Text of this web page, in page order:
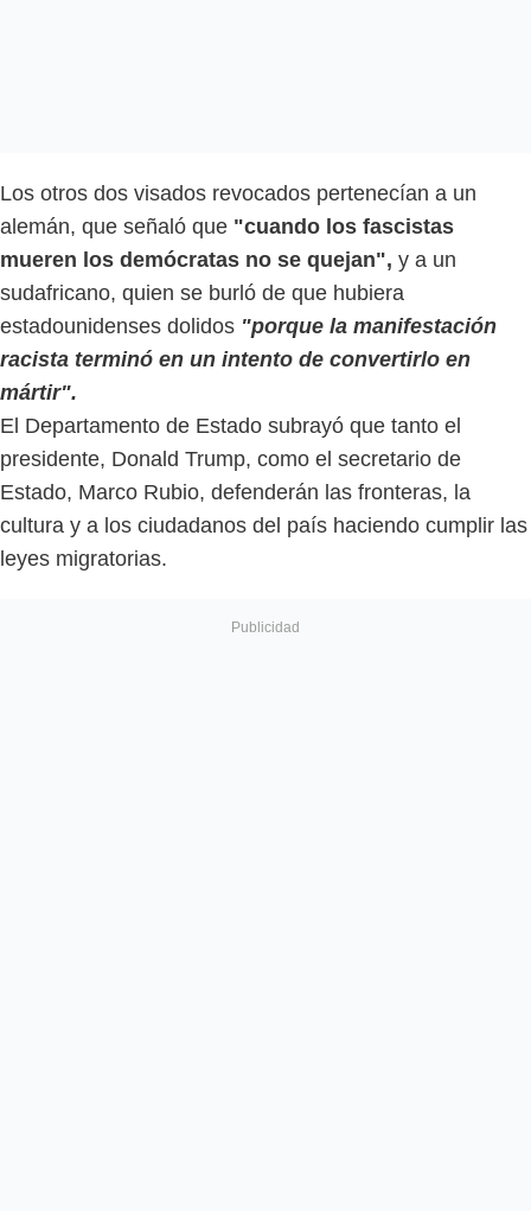
Los otros dos visados revocados pertenecían a un
alemán, que señaló que "cuando los fascistas
mueren los demócratas no se quejan", y a un
sudafricano, quien se burló de que hubiera
estadounidenses dolidos "porque la manifestación
racista terminó en un intento de convertirlo en
mártir".
El Departamento de Estado subrayó que tanto el
presidente, Donald Trump, como el secretario de
Estado, Marco Rubio, defenderán las fronteras, la
cultura y a los ciudadanos del país haciendo cumplir las
leyes migratorias.